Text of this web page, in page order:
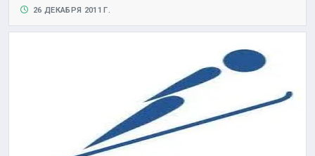
26 ДЕКАБРЯ 2011 Г.